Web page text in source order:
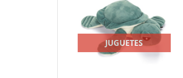
JUGUETES